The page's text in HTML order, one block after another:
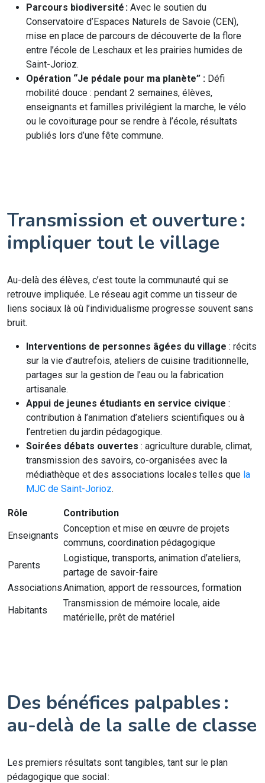
Parcours biodiversité : Avec le soutien du
Conservatoire d’Espaces Naturels de Savoie (CEN),
mise en place de parcours de découverte de la flore
entre l’école de Leschaux et les prairies humides de
Saint-Jorioz.
Opération “Je pédale pour ma planète” : Défi
mobilité douce : pendant 2 semaines, élèves,
enseignants et familles privilégient la marche, le vélo
ou le covoiturage pour se rendre à l’école, résultats
publiés lors d’une fête commune.
Transmission et ouverture :
impliquer tout le village
Au-delà des élèves, c’est toute la communauté qui se
retrouve impliquée. Le réseau agit comme un tisseur de
liens sociaux là où l’individualisme progresse souvent sans
bruit.
Interventions de personnes âgées du village : récits
sur la vie d’autrefois, ateliers de cuisine traditionnelle,
partages sur la gestion de l’eau ou la fabrication
artisanale.
Appui de jeunes étudiants en service civique :
contribution à l’animation d’ateliers scientifiques ou à
l’entretien du jardin pédagogique.
Soirées débats ouvertes : agriculture durable, climat,
transmission des savoirs, co-organisées avec la
médiathèque et des associations locales telles que la
MJC de Saint-Jorioz.
Rôle
Contribution
Enseignants
Conception et mise en œuvre de projets
communs, coordination pédagogique
Parents
Logistique, transports, animation d’ateliers,
partage de savoir-faire
AssociationsAnimation, apport de ressources, formation
Habitants
Transmission de mémoire locale, aide
matérielle, prêt de matériel
Des bénéfices palpables :
au-delà de la salle de classe
Les premiers résultats sont tangibles, tant sur le plan
pédagogique que social :